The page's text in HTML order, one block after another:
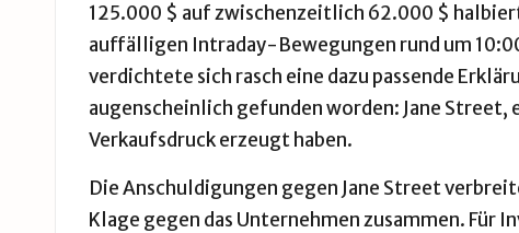
125.000 $ auf zwischenzeitlich 62.000 $
auffälligen Intraday-Bewegungen rund um
verdichtete sich rasch eine dazu passende
augenscheinlich gefunden worden: Jane
Verkaufsdruck erzeugt haben.
Die Anschuldigungen gegen Jane Street
Klage gegen das Unternehmen zusammen. Für